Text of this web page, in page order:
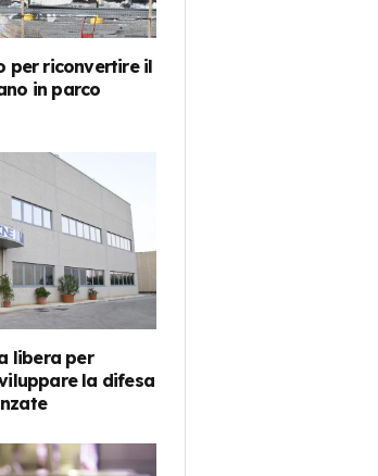
per riconvertire il
in parco
libera per
la difesa